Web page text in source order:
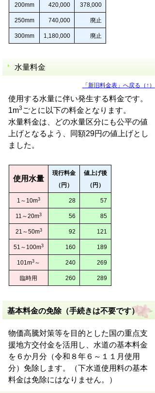
200mm 420,000 378,000
250mm 740,000 廃止
300mm 1,180,000 廃止
水量料金
「新旧料金表」へ戻る（↑）
使用する水量に伴い発生する料金です。
1m3ごとに以下の料金となります。
水量料金は、どの水量区分にも公平の値
上げとなるよう、同額29円の値上げとし
ました。
使用水量
現行料金
（円）
値上げ後
（円）
1～10m3 28 57
11～20m3 56 85
21～50m3 92 121
51～100m3 160 189
101m3 ～ 240 269
臨時用 260 289
基本料金の免除（手続きは不要です）
物価高騰対策等を目的とした国の重点支
援地方交付金を活用し、水道の基本料金
を６か月分（令和８年６～１１月使用
分）免除します。（下水道使用料の基本
料金は免除にはなりません。）